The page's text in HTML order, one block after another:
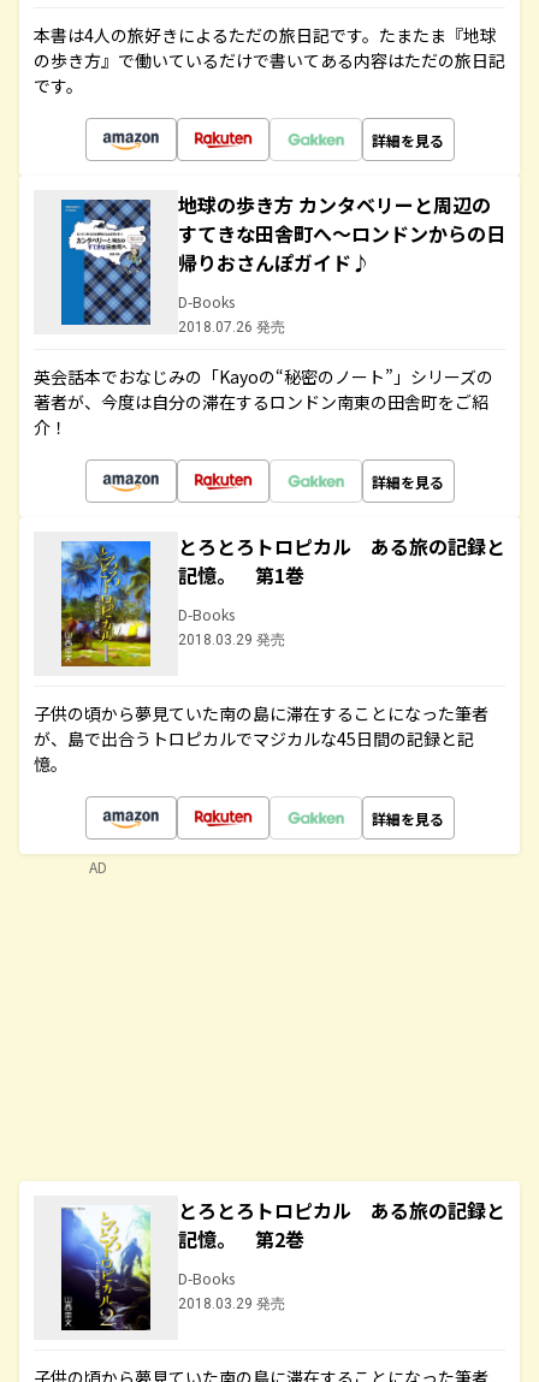
本書は4人の旅好きによるただの旅日記です。たまたま『地球
の歩き方』で働いているだけで書いてある内容はただの旅日記
です。
詳細を見る
地球の歩き方 カンタベリーと周辺の
すてきな田舎町へ～ロンドンからの日
帰りおさんぽガイド♪
D-Books
2018.07.26 発売
英会話本でおなじみの「Kayoの“秘密のノート”」シリーズの
著者が、今度は自分の滞在するロンドン南東の田舎町をご紹
介！
詳細を見る
とろとろトロピカル ある旅の記録と
記憶。 第1巻
D-Books
2018.03.29 発売
子供の頃から夢見ていた南の島に滞在することになった筆者
が、島で出合うトロピカルでマジカルな45日間の記録と記
憶。
詳細を見る
とろとろトロピカル ある旅の記録と
記憶。 第2巻
D-Books
2018.03.29 発売
子供の頃から夢見ていた南の島に滞在することになった筆者
AD